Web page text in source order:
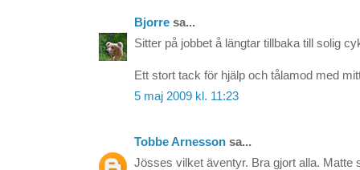
Bjorre sa...
Sitter på jobbet å längtar tillbaka till solig
Ett stort tack för hjälp och tålamod med
5 maj 2009 kl. 11:23
Tobbe Arnesson sa...
Jösses vilket äventyr. Bra gjort alla. Matte